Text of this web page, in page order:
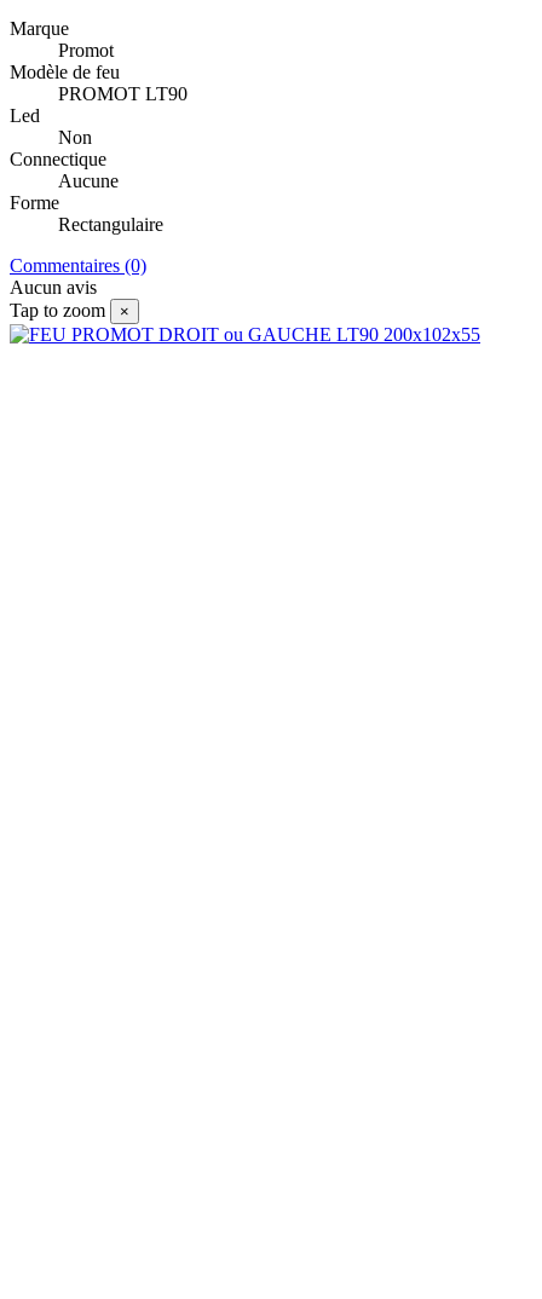
Marque
Promot
Modèle de feu
PROMOT LT90
Led
Non
Connectique
Aucune
Forme
Rectangulaire
Commentaires (0)
Aucun avis
Tap to zoom
×